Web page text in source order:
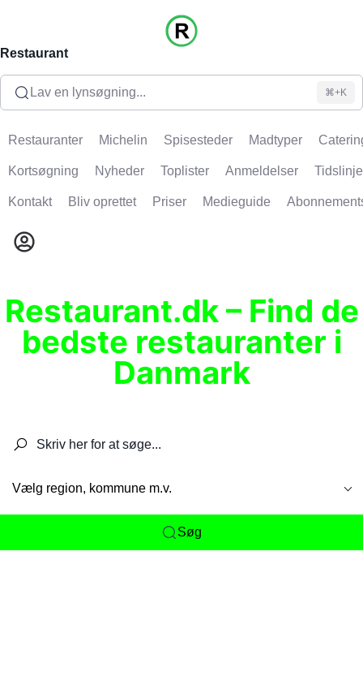
Restaurant
Lav en lynsøgning... ⌘+K
Restauranter Michelin Spisesteder Madtyper
Kortsøgning Nyheder Toplister Anmeldelser Tidslinje
Kontakt Bliv oprettet Priser Medieguide
Restaurant.dk – Find de
bedste restauranter i
Danmark
Vælg region, kommune m.v.
Søg